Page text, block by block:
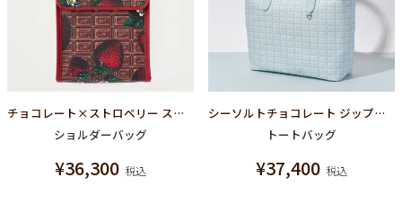
チョコレート×ストロベリー スマート バッグ
ショルダーバッグ
¥36,300 税込
シーソルトチョコレート ジップトートバッグ
トートバッグ
¥37,400 税込